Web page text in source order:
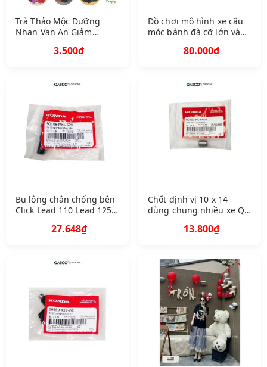
Trà Thảo Mộc Dưỡng
Nhan Vạn An Giảm
Thanh Nhiệt Mát Gan
3.500₫
Đồ chơi mô hình xe cẩu
móc bánh đà cỡ lớn và
tuỳ đợt hàng về mà khác
80.000₫
Bu lông chân chống bên
Click Lead 110 Lead 125
6670 134927.648₫
Chốt định vị 10 x 14
dùng chung nhiều xe Q
13.800₫